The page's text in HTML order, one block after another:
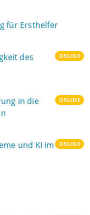
für Ersthelfer
des
ONLINE
in die
ONLINE
und KI im
ONLINE